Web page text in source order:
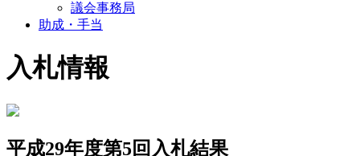
議会事務局
助成・手当
入札情報
平成29年度第5回入札結果